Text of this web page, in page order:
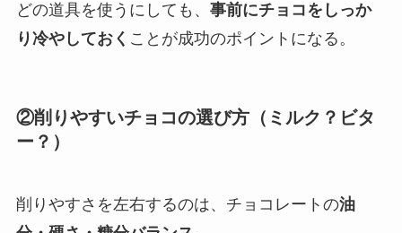
どの道具を使うにしても、 事前にチョコをしっか
り冷やしておく ことが成功のポイントになる。
②削りやすいチョコの選び方（ミルク？ビタ
ー？）
削りやすさを左右するのは、チョコレートの油